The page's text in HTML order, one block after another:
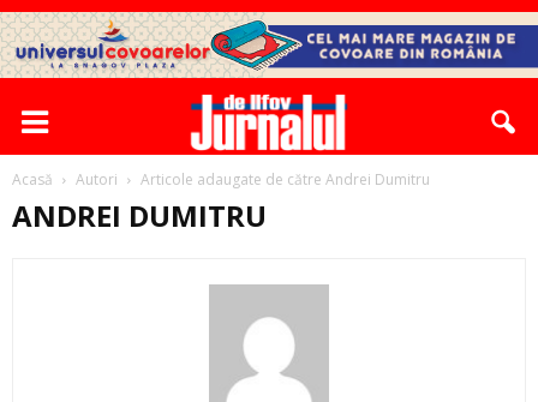
Acasă Autori Articole adaugate de către Andrei Dumitru
ANDREI DUMITRU